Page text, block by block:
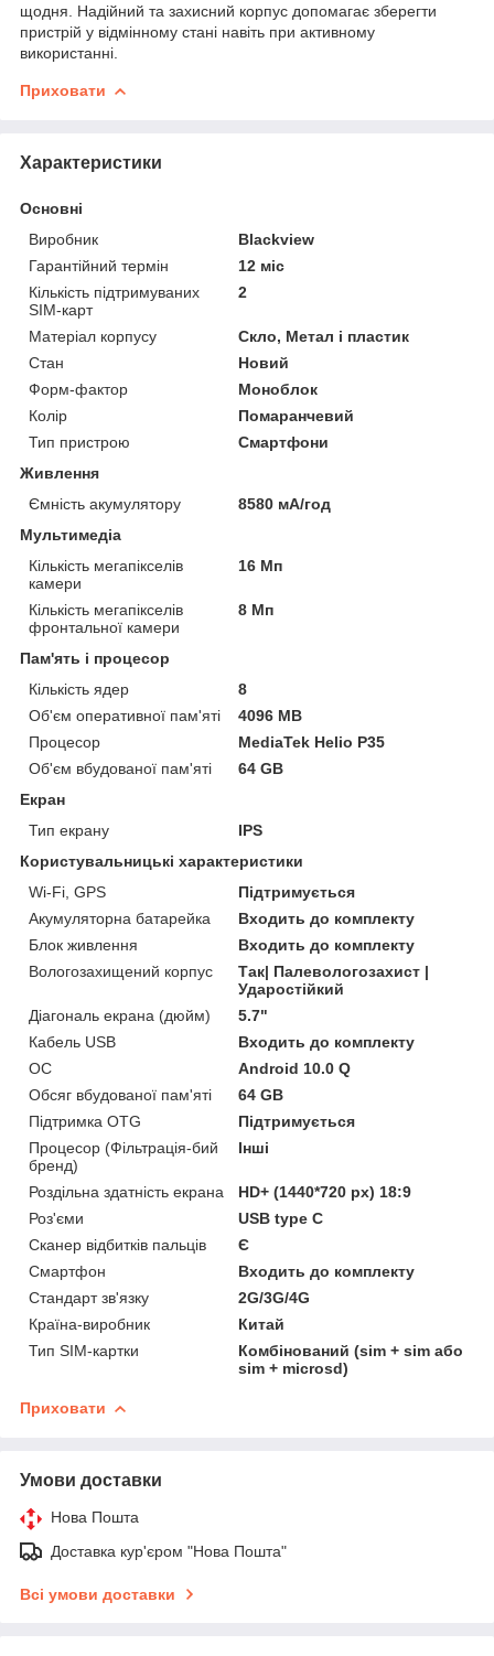
щодня. Надійний та захисний корпус допомагає зберегти
пристрій у відмінному стані навіть при активному
використанні.
Приховати
Характеристики
Основні
Виробник
Blackview
Гарантійний термін
12 міс
Кількість підтримуваних
SIM-карт
2
Матеріал корпусу
Скло, Метал і пластик
Стан
Новий
Форм-фактор
Моноблок
Колір
Помаранчевий
Тип пристрою
Смартфони
Живлення
Ємність акумулятору
8580 мА/год
Мультимедіа
Кількість мегапікселів
камери
16 Мп
Кількість мегапікселів
фронтальної камери
8 Мп
Пам'ять і процесор
Кількість ядер
8
Об'єм оперативної пам'яті
4096 MB
Процесор
MediaTek Helio P35
Об'єм вбудованої пам'яті
64 GB
Екран
Тип екрану
IPS
Користувальницькі характеристики
Wi-Fi, GPS
Підтримується
Акумуляторна батарейка
Входить до комплекту
Блок живлення
Входить до комплекту
Вологозахищений корпус
Так| Палевологозахист |
Ударостійкий
Діагональ екрана (дюйм)
5.7"
Кабель USB
Входить до комплекту
ОС
Android 10.0 Q
Обсяг вбудованої пам'яті
64 GB
Підтримка OTG
Підтримується
Процесор (Фільтрація-бий
бренд)
Інші
Роздільна здатність екрана
HD+ (1440*720 px) 18:9
Роз'єми
USB type C
Сканер відбитків пальців
Є
Смартфон
Входить до комплекту
Стандарт зв'язку
2G/3G/4G
Країна-виробник
Китай
Тип SIM-картки
Комбінований (sim + sim або
sim + microsd)
Приховати
Умови доставки
Нова Пошта
Доставка кур'єром "Нова Пошта"
Всі умови доставки